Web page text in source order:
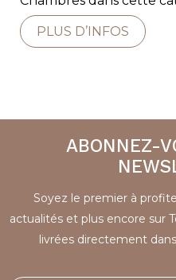
PLUS D’INFOS
ABONNEZ-
Soyez le premier à
actualités et plus encore sur
livrées directement